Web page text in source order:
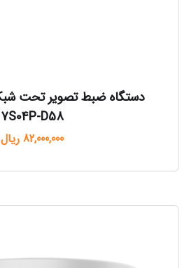
7S04P-D58
82,000,000 ریال